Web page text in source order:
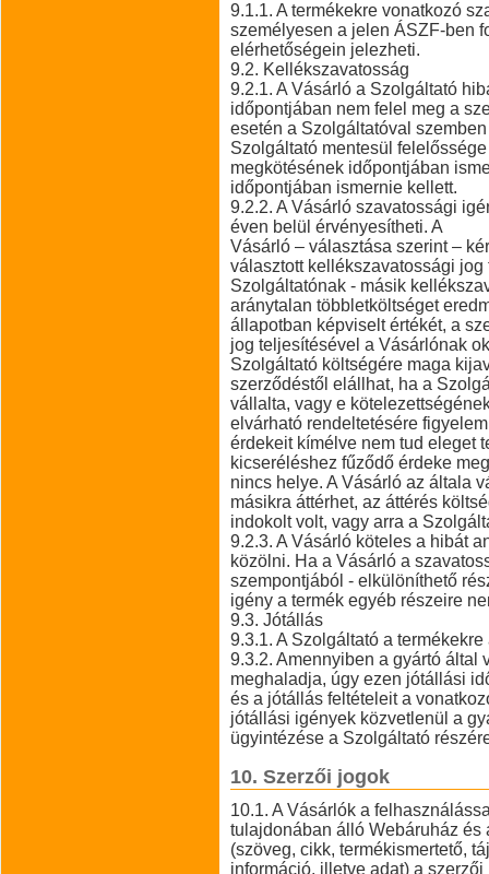
9.1.1. A termékekre vonatkozó
személyesen a jelen ÁSZF-ben
elérhetőségein jelezheti.
9.2. Kellékszavatosság
9.2.1. A Vásárló a Szolgáltató
időpontjában nem felel meg a
esetén a Szolgáltatóval
Szolgáltató mentesül
megkötésének időpontjában
időpontjában ismernie kellett.
9.2.2. A Vásárló szavatossági
éven belül érvényesítheti. A
Vásárló – választása szerint –
választott kellékszavatossági
Szolgáltatónak - másik
aránytalan többletköltséget
állapotban képviselt értékét, a
jog teljesítésével a Vásárlónak
Szolgáltató költségére maga
szerződéstől elállhat, ha a
vállalta, vagy e
elvárható rendeltetésére
érdekeit kímélve nem tud eleget
kicseréléshez fűződő érdeke
nincs helye. A Vásárló az általa
másikra áttérhet, az áttérés
indokolt volt, vagy arra a
9.2.3. A Vásárló köteles a hibát
közölni. Ha a Vásárló a
szempontjából - elkülöníthető
igény a termék egyéb részeire
9.3. Jótállás
9.3.1. A Szolgáltató a
9.3.2. Amennyiben a gyártó által
meghaladja, úgy ezen jótállási
és a jótállás feltételeit a
jótállási igények közvetlenül a
ügyintézése a Szolgáltató
10. Szerzői jogok
10.1. A Vásárlók a
tulajdonában álló Webáruház és
(szöveg, cikk, termékismertető,
információ, illetve adat) a